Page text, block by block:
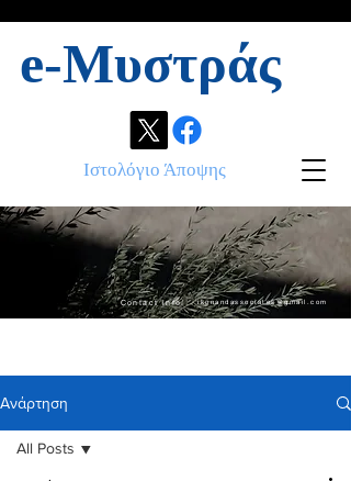
e-Μυστράς
Ιστολόγιο Άποψης
Contact info: ikonandassociates@gmail.com
Ανάρτηση
All Posts
.